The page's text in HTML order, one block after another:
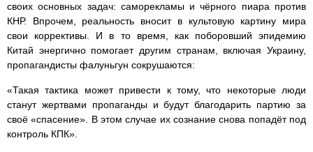
своих основных задач: саморекламы и чёрного пиара против
КНР. Впрочем, реальность вносит в культовую картину мира
свои коррективы. И в то время, как поборовший эпидемию
Китай энергично помогает другим странам, включая Украину,
пропагандисты фалуньгун сокрушаются:
«Такая тактика может привести к тому, что некоторые люди
станут жертвами пропаганды и будут благодарить партию за
своё «спасение». В этом случае их сознание снова попадёт под
контроль КПК».